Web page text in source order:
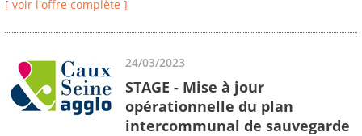
[ voir l'offre complète ]
24/03/2023
STAGE - Mise à jour
opérationnelle du plan
intercommunal de sauvegarde